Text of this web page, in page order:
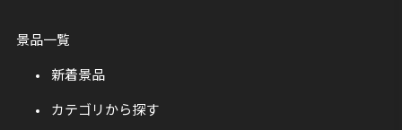
景品一覧
新着景品
カテゴリから探す